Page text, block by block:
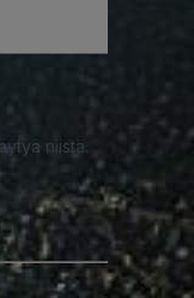
niistä.